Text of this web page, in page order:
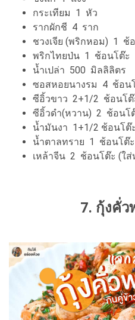
กระเทียม 1 หัว
รากผักชี 4 ราก
ชวงเจีย (พริกหอม) 1 ช้
พริกไทยป่น 1 ช้อนโต๊ะ
น้ำเปล่า 500 มิลลิลิตร
ซอสหอยนางรม 4 ช้อน
ซีอิ้วขาว 2+1/2 ช้อนโต๊
ซีอิ้วดำ(หวาน) 2 ช้อนโ
น้ำมันงา 1+1/2 ช้อนโต๊ะ
น้ำตาลทราย 1 ช้อนโต๊ะ
เหล้าจีน 2 ช้อนโต๊ะ (ใ
7. กุ้งคั่ว